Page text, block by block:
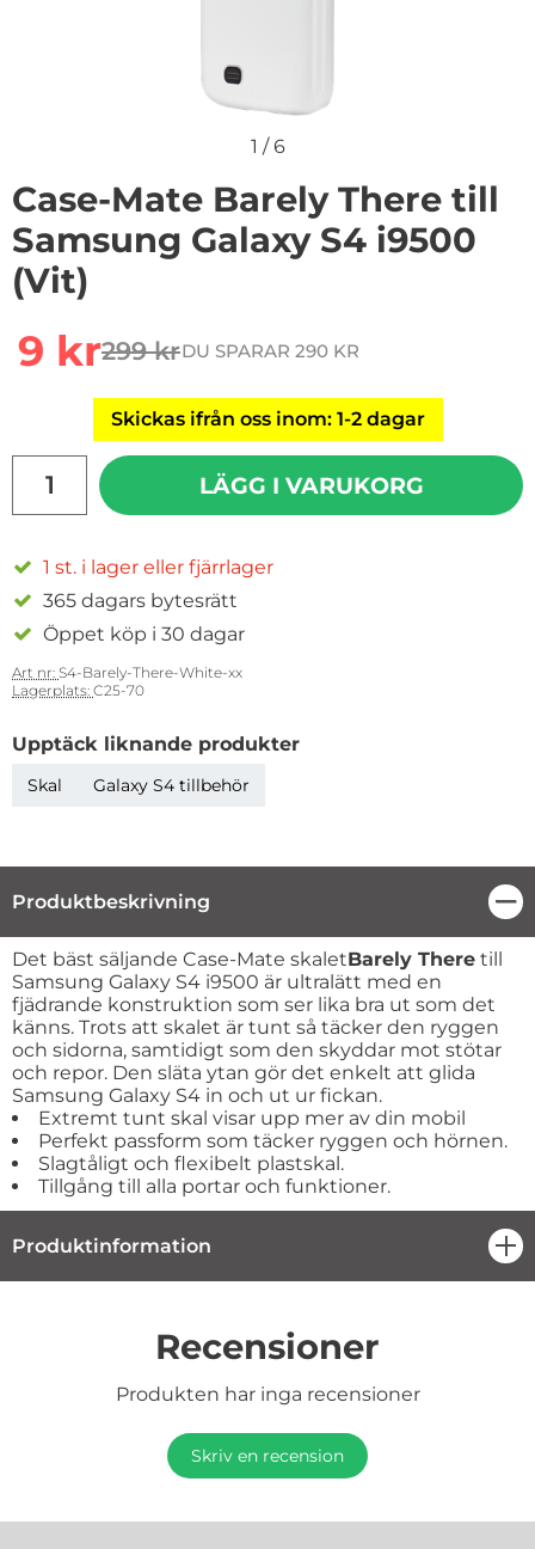
1 /6
Case-Mate Barely There till
Samsung Galaxy S4 i9500
(Vit)
rea pris
9 krtidigare pris
299 krDU SPARAR 290 KR
Skickas ifrån oss inom: 1-2 dagar
LÄGG I VARUKORG
1 st. i lager eller fjärrlager
365 dagars bytesrätt
Öppet köp i 30 dagar
Art nr: S4-Barely-There-White-xx
Lagerplats: C25-70
Upptäck liknande produkter
Skal Galaxy S4 tillbehör
Produktbeskrivning
Produktbeskrivning
Det bäst säljande Case-Mate skaletBarely There till
Samsung Galaxy S4 i9500 är ultralätt med en
fjädrande konstruktion som ser lika bra ut som det
känns. Trots att skalet är tunt så täcker den ryggen
och sidorna, samtidigt som den skyddar mot stötar
och repor. Den släta ytan gör det enkelt att glida
Samsung Galaxy S4 in och ut ur fickan.
Extremt tunt skal visar upp mer av din mobil
Perfekt passform som täcker ryggen och hörnen.
Slagtåligt och flexibelt plastskal.
Tillgång till alla portar och funktioner.
Produktinformation
Recensioner
Produkten har inga recensioner
Skriv en recension